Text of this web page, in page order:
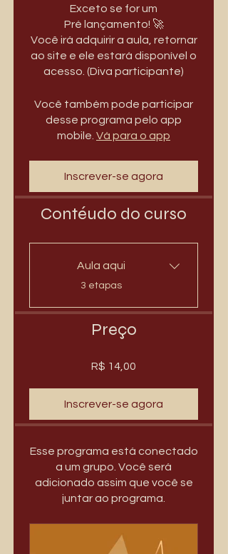
Exceto se for um
Pré lançamento! 🚀
Você irá adquirir a aula, retornar
ao site e ele estará disponível o
acesso. (Diva participante)
Você também pode participar
desse programa pelo app
mobile. Vá para o app
Inscrever-se agora
Contéudo do curso
Aula aqui
.
3 etapas
Preço
R$ 14,00
Inscrever-se agora
Esse programa está conectado
a um grupo. Você será
adicionado assim que você se
juntar ao programa.